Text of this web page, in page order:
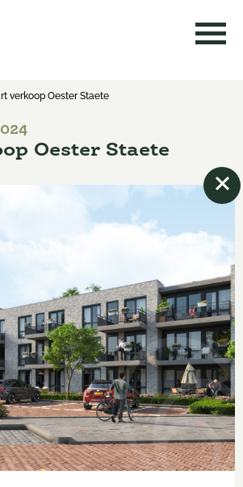
verkoop Oester Staete
Oester Staete